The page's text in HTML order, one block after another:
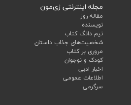
مجله اینترنتی زی‌مون
مقاله روز
نویسنده
نیم دانگ کتاب
شخصیت‌های جذاب داستان
مروری بر کتاب
کودک و نوجوان
اخبار ادبی
اطلاعات عمومی
سرگرمی